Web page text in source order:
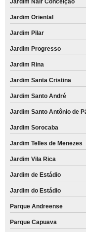
quanto custa cartucho para
venda de cartucho
venda de remanufatura de
cartucho para impressora
remanufatura de cartucho hp
cartucho remanufaturado
remanufatura de cartuchos
remanufatura de cartucho
Campestre
quanto custa remanufatura
remanufatura de cartuchos
remanufatura de cartucho
quanto custa cartucho
Jardim Nair Conceição
Jardim Oriental
Jardim Pilar
Jardim Progresso
Jardim Rina
Jardim Santa Cristina
Jardim Santo André
Jardim Santo Antônio de
Jardim Sorocaba
Jardim Telles de Menezes
Jardim Vila Rica
Jardim de Estádio
Jardim do Estádio
Parque Andreense
Parque Capuava